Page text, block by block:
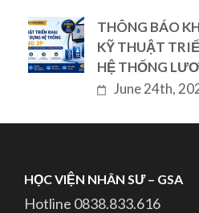
THÔNG BÁO
KỸ THUẬT
HỆ THỐNG
June 24th,
HỌC VIỆN NHÂN SƯ – GSA
Hotline 0838.833.616